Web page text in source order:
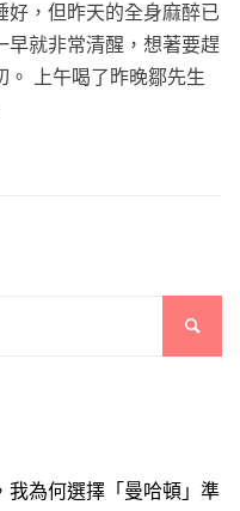
好，但昨天的全身麻醉已
早就非常清醒，想著要趕
。 上午喝了昨晚鄒先生
我為何選擇「曼哈頓」準